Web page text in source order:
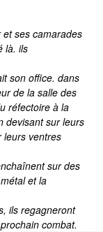
ses camarades
là. ils
son office. dans
de la salle des
réfectoire à la
devisant sur leurs
leurs ventres
sur des
et la
ils regagneront
combat.